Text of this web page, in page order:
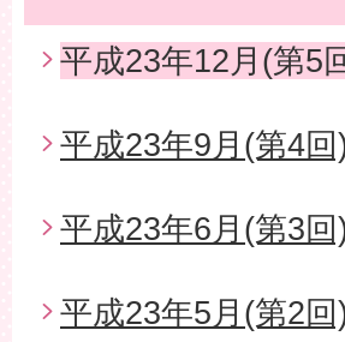
平成23年12月(第5
平成23年9月(第4
平成23年6月(第3
平成23年5月(第2